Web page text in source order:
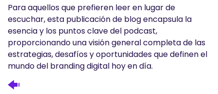
Para aquellos que prefieren leer en lugar de
escuchar, esta publicación de blog encapsula la
esencia y los puntos clave del podcast,
proporcionando una visión general completa de las
estrategias, desafíos y oportunidades que definen el
mundo del branding digital hoy en día.